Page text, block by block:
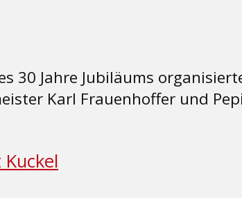
30 Jahre Jubiläums
Karl Frauenhoffer und